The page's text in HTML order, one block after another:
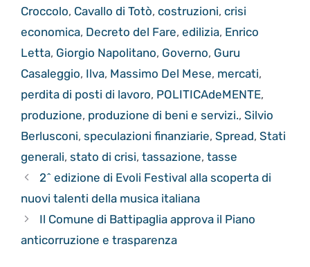
Croccolo, Cavallo di Totò, costruzioni, crisi
economica, Decreto del Fare, edilizia, Enrico
Letta, Giorgio Napolitano, Governo, Guru
Casaleggio, Ilva, Massimo Del Mese, mercati,
perdita di posti di lavoro, POLITICAdeMENTE,
produzione, produzione di beni e servizi., Silvio
Berlusconi, speculazioni finanziarie, Spread, Stati
generali, stato di crisi, tassazione, tasse
2^ edizione di Evoli Festival alla scoperta di
nuovi talenti della musica italiana
Il Comune di Battipaglia approva il Piano
anticorruzione e trasparenza